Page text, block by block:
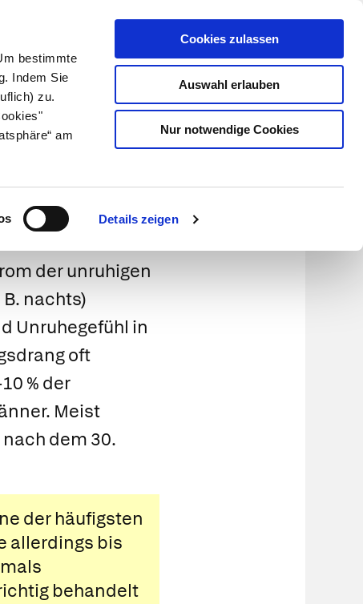
bestimmte
Indem Sie
zu.
am
Details zeigen
Cookies zulassen
Auswahl erlauben
Nur notwendige Cookies
Kundenlogin
Suche
leben Über uns
der unruhigen
nachts)
Unruhegefühl in
oft
% der
Meist
dem 30.
der häufigsten
allerdings bis
behandelt